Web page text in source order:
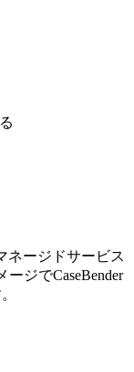
ネージドサービス
ジでCaseBender